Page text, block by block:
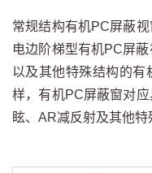
常规结构有机PC屏蔽
电边阶梯型有机PC屏
以及其他特殊结构的有
样，有机PC屏蔽窗对
眩、AR减反射及其他特